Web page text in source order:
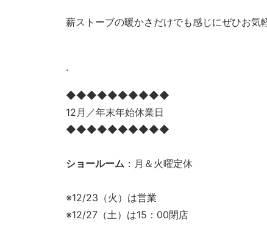
薪ストーブの暖かさだけでも感じにぜひお気
.
◆◆◆◆◆◆◆◆◆◆
12月／年末年始休業日
◆◆◆◆◆◆◆◆◆◆
ショールーム ：月＆火曜定休
※12/23（火）は営業
※12/27（土）は15：00閉店